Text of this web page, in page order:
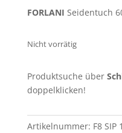
FORLANI Seidentuch
Nicht vorrätig
Produktsuche über
doppelklicken!
Artikelnummer: F8 SIP